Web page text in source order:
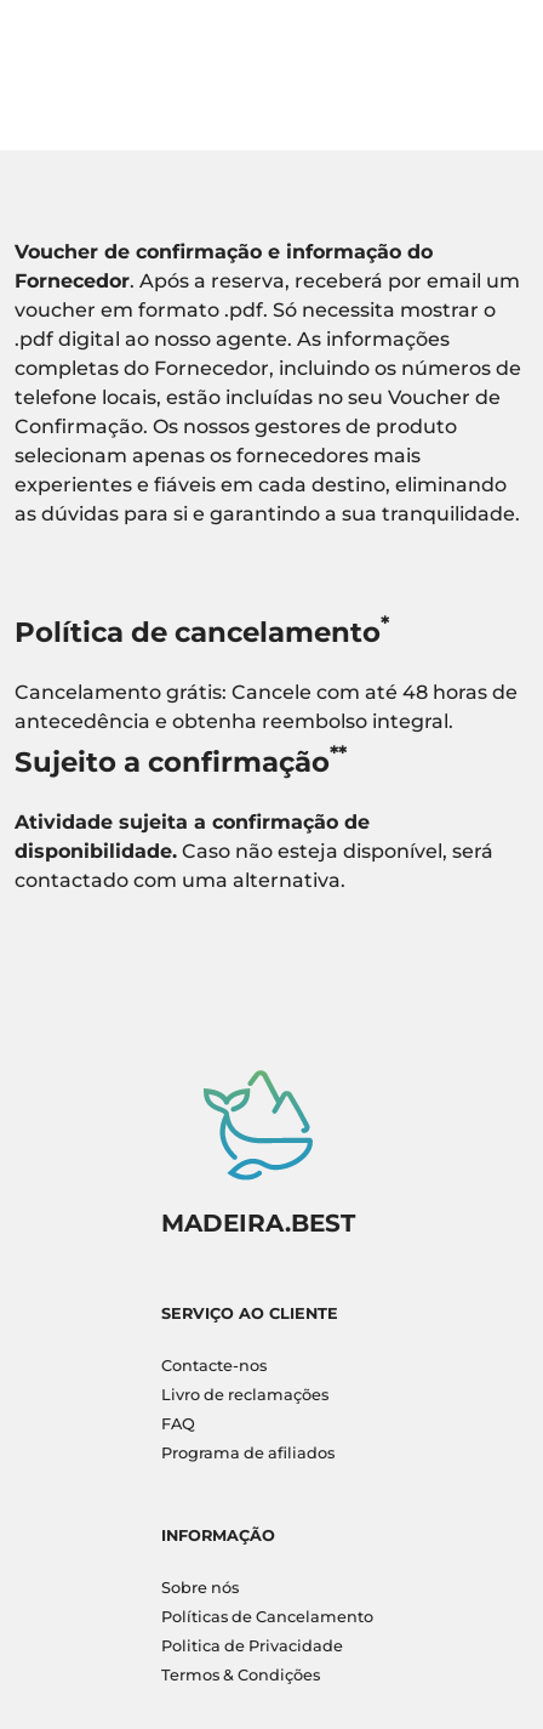
Voucher de confirmação e informação do
Fornecedor. Após a reserva, receberá por email um
voucher em formato .pdf. Só necessita mostrar o
.pdf digital ao nosso agente. As informações
completas do Fornecedor, incluindo os números de
telefone locais, estão incluídas no seu Voucher de
Confirmação. Os nossos gestores de produto
selecionam apenas os fornecedores mais
experientes e fiáveis em cada destino, eliminando
as dúvidas para si e garantindo a sua tranquilidade.
Política de cancelamento*
Cancelamento grátis: Cancele com até 48 horas de
antecedência e obtenha reembolso integral.
Sujeito a confirmação**
Atividade sujeita a confirmação de
disponibilidade. Caso não esteja disponível, será
contactado com uma alternativa.
MADEIRA.BEST
SERVIÇO AO CLIENTE
Contacte-nos
Livro de reclamações
FAQ
Programa de afiliados
INFORMAÇÃO
Sobre nós
Políticas de Cancelamento
Politica de Privacidade
Termos & Condições